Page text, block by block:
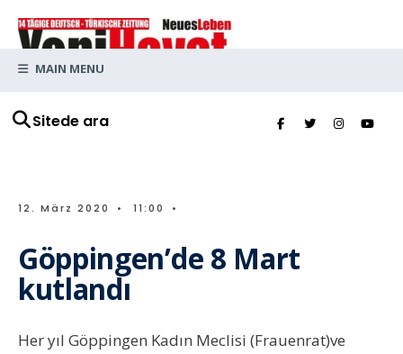
Sitede ara
MAIN MENU
12. März 2020 • 11:00 •
Göppingen’de 8 Mart
kutlandı
Her yıl Göppingen Kadın Meclisi (Frauenrat)ve